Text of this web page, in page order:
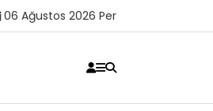
06 Ağustos 2026 Per